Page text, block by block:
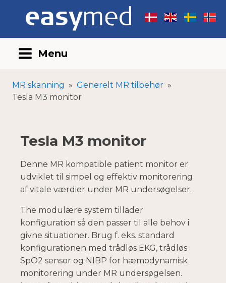
Menu
MR skanning » Generelt MR tilbehør »
Tesla M3 monitor
Tesla M3 monitor
Denne MR kompatible patient monitor er
udviklet til simpel og effektiv monitorering
af vitale værdier under MR undersøgelser.
The modulære system tillader
konfiguration så den passer til alle behov i
givne situationer. Brug f. eks. standard
konfigurationen med trådløs EKG, trådløs
SpO2 sensor og NIBP for hæmodynamisk
monitorering under MR undersøgelsen.